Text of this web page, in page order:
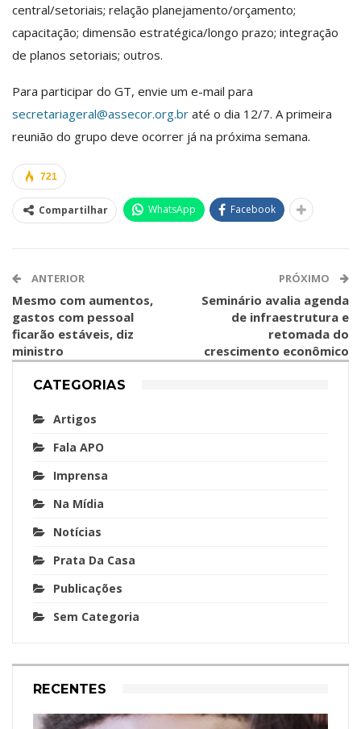
central/setoriais; relação planejamento/orçamento;
capacitação; dimensão estratégica/longo prazo; integração
de planos setoriais; outros.
Para participar do GT, envie um e-mail para
secretariageral@assecor.org.br até o dia 12/7. A primeira
reunião do grupo deve ocorrer já na próxima semana.
721
Compartilhar WhatsApp Facebook
ANTERIOR
Mesmo com aumentos,
gastos com pessoal
ficarão estáveis, diz
ministro
PRÓXIMO
Seminário avalia agenda
de infraestrutura e
retomada do
crescimento econômico
CATEGORIAS
Artigos
Fala APO
Imprensa
Na Mídia
Notícias
Prata Da Casa
Publicações
Sem Categoria
RECENTES